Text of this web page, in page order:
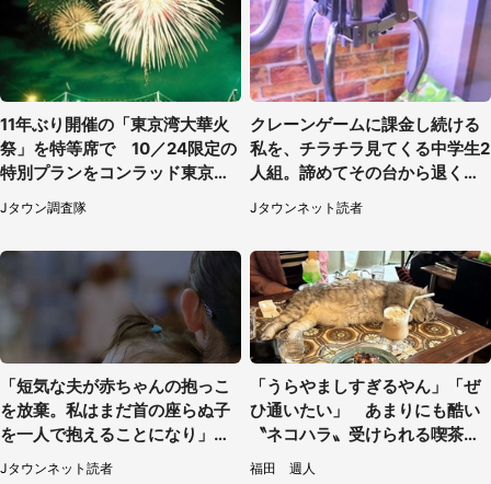
11年ぶり開催の「東京湾大華火
祭」を特等席で 10／24限定の
特別プランをコンラッド東京が
販売【8／3～10／16】
Jタウン調査隊
クレーンゲームに課金し続ける
私を、チラチラ見てくる中学生2
人組。諦めてその台から退く
と、後ろから声が（東京都・40
代女性）
Jタウンネット読者
「短気な夫が赤ちゃんの抱っこ
を放棄。私はまだ首の座らぬ子
を一人で抱えることになり」
（岩手県・40代女性）
Jタウンネット読者
「うらやましすぎるやん」「ぜ
ひ通いたい」 あまりにも酷い
〝ネコハラ〟受けられる喫茶店
に5.3万人驚がく
福田 週人